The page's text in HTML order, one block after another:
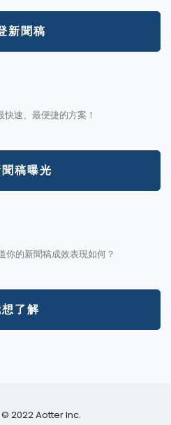
新聞稿
速、最便捷的方案！
稿曝光
的新聞稿成效表現如何？
了解
© 2022 Aotter Inc.